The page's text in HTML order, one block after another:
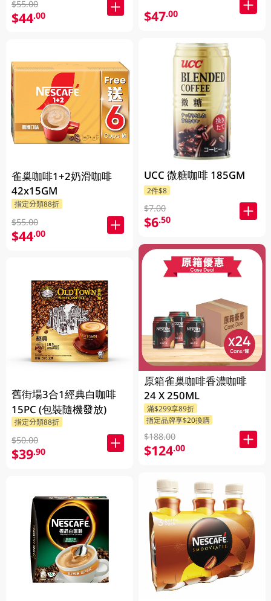
$55.00
$44.00
雀巢咖啡1+2奶滑咖啡
42x15GM
指定分類88折
$55.00
$44.00
舊街場3合1經典白咖啡
15PC (包裝隨機發放)
指定分類88折
$50.00
$39.90
$47.00
UCC 微糖咖啡 185GM
2件$8
$7.00
$6.50
原箱雀巢咖啡香濃咖啡
24 X 250ML
滿$299享89折
指定品牌享$20換購
$188.00
$124.00